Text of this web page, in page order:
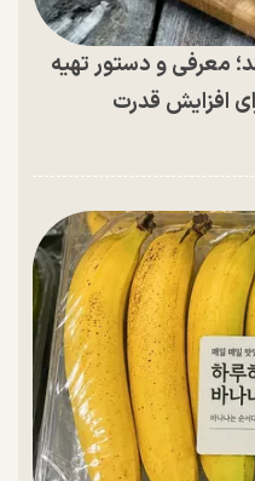
معرفی و دستور تهیه
افزایش قدرت